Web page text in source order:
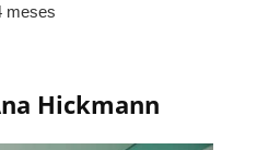
meses
Hickmann